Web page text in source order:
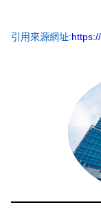
引用來源網址: